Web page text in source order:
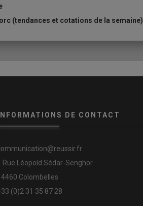
(tendances et cotations de la semaine)
INFORMATIONS DE CONTACT
Rue Léopold Sédar-Senghor
Colombelles
(0)2 31 35 87 28